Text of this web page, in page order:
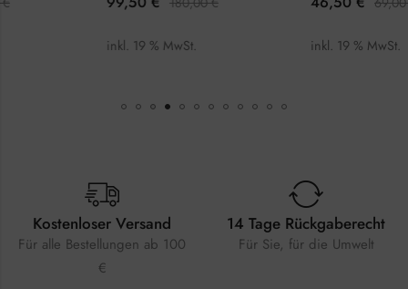
inkl. 19 % MwSt. inkl. 19 % MwSt.
Kostenloser Versand
Für alle Bestellungen ab 100
€
14 Tage Rückgaberecht
Für Sie, für die Umwelt